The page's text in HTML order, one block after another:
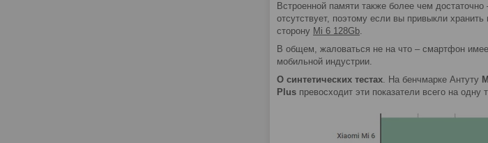
Встроенной памяти также более чем
отсутствует, поэтому если вы привыкли
сторону Mi 6 128Gb.
В общем, жаловаться не на что – смартфон
мобильной индустрии.
О синтетических тестах. На бенчмарке Антуту
Plus превосходит эти показатели всего на одну